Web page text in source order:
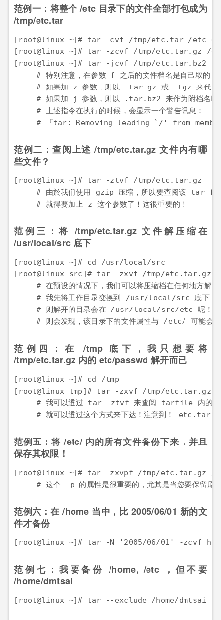
范例一：将整个 /etc 目录下的文件全部打包成为
/tmp/etc.tar
[root@linux ~]# tar -cvf /tmp/etc.tar /etc <==仅
[root@linux ~]# tar -zcvf /tmp/etc.tar.gz /etc
[root@linux ~]# tar -jcvf /tmp/etc.tar.bz2 /etc
# 特别注意，在参数 f 之后的文件档名是自己取的，
# 如果加 z 参数，则以 .tar.gz 或 .tgz 来代
# 如果加 j 参数，则以 .tar.bz2 来作为附档名啊
# 上述指令在执行的时候，会显示一个警告讯息：
# 『tar: Removing leading `/' from member
范例二：查阅上述 /tmp/etc.tar.gz 文件内有哪
些文件？
[root@linux ~]# tar -ztvf /tmp/etc.tar.gz
# 由於我们使用 gzip 压缩，所以要查阅该 tar
# 就得要加上 z 这个参数了！这很重要的！
范例三：将 /tmp/etc.tar.gz 文件解压缩在
/usr/local/src 底下
[root@linux ~]# cd /usr/local/src
[root@linux src]# tar -zxvf /tmp/etc.tar.gz
# 在预设的情况下，我们可以将压缩档在任何地方解开
# 我先将工作目录变换到 /usr/local/src 底下，
# 则解开的目录会在 /usr/local/src/etc 呢！另
# 则会发现，该目录下的文件属性与 /etc/ 可能会有
范例四：在 /tmp 底下，我只想要将
/tmp/etc.tar.gz 内的 etc/passwd 解开而已
[root@linux ~]# cd /tmp
[root@linux tmp]# tar -zxvf /tmp/etc.tar.gz
# 我可以透过 tar -ztvf 来查阅 tarfile 内的文件名
# 就可以透过这个方式来下达！注意到！
范例五：将 /etc/ 内的所有文件备份下来，并且
保存其权限！
[root@linux ~]# tar -zxvpf /tmp/etc.tar.gz /
# 这个 -p 的属性是很重要的，尤其是当您要保留原本
范例六：在 /home 当中，比 2005/06/01 新的文
件才备份
[root@linux ~]# tar -N '2005/06/01' -zcvf
范例七：我要备份 /home, /etc ，但不要
/home/dmtsai
[root@linux ~]# tar --exclude /home/dmtsai